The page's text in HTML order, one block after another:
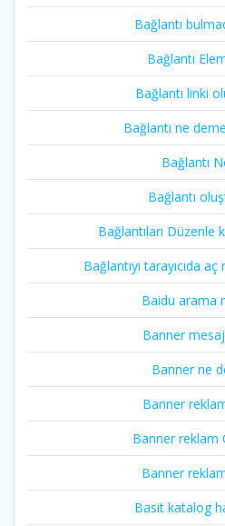
Bağlantı
Bağlantı
Bağlantı linki
Bağlantı ne
Bağlantı
Bağlantı
Bağlantıları Düzenle
Bağlantıyı tarayıcıda
Baidu arama
Banner
Banner ne
Banner
Banner reklam
Banner
Basit katalog